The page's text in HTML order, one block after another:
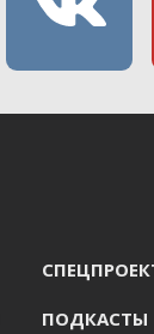
ПОДКАСТЫ